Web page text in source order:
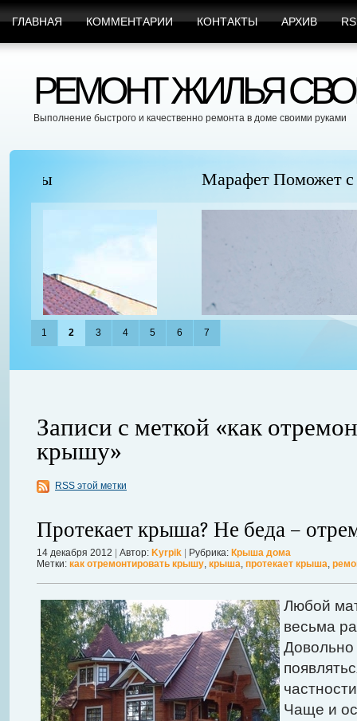
ГЛАВНАЯ КОММЕНТАРИИ КОНТАКТЫ АРХИВ
РЕМОНТ ЖИЛЬЯ
Выполнение быстрого и качественно ремонта в доме своими руками
Марафет Поможет с Любыми Видами
течение пары недель их может стать уже вдвое, а то и втрое
в первые часы принять меры. А именно: обратиться в
Далее...
1 2 3 4 5 6 7
Записи с меткой «как
крышу»
RSS этой метки
Протекает крыша? Не беда –
14 декабря 2012 Автор: Kyrpik Рубрика: Крыша дома
Метки: как отремонтировать крышу, крыша, протекает крыша,
Любой
весьма
Довольно
Чаще и